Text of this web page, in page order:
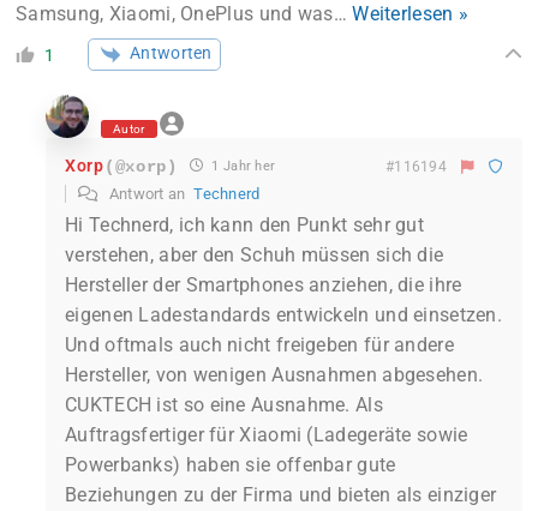
Samsung, Xiaomi, OnePlus und was…Weiterlesen »
1 Antworten
Autor
Xorp(@xorp) 1 Jahr her #116194
Antwort anTechnerd
Hi Technerd, ich kann den Punkt sehr gut
verstehen, aber den Schuh müssen sich die
Hersteller der Smartphones anziehen, die ihre
eigenen Ladestandards entwickeln und einsetzen.
Und oftmals auch nicht freigeben für andere
Hersteller, von wenigen Ausnahmen abgesehen.
CUKTECH ist so eine Ausnahme. Als
Auftragsfertiger für Xiaomi (Ladegeräte sowie
Powerbanks) haben sie offenbar gute
Beziehungen zu der Firma und bieten als einziger